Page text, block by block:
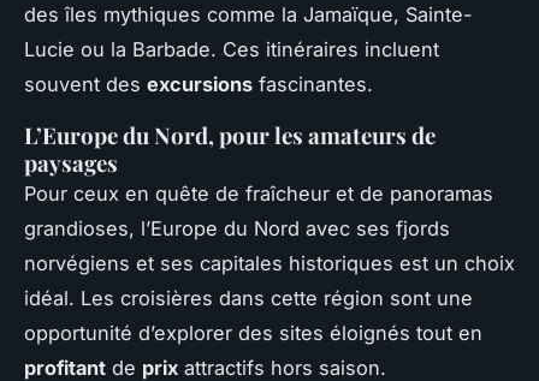
des îles mythiques comme la Jamaïque, Sainte-
Lucie ou la Barbade. Ces itinéraires incluent
souvent des excursions fascinantes.
L’Europe du Nord, pour les amateurs de
paysages
Pour ceux en quête de fraîcheur et de panoramas
grandioses, l’Europe du Nord avec ses fjords
norvégiens et ses capitales historiques est un choix
idéal. Les croisières dans cette région sont une
opportunité d’explorer des sites éloignés tout en
profitant de prix attractifs hors saison.